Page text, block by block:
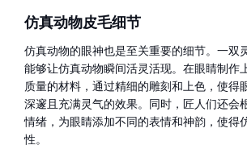
仿真动物皮毛细节
仿真动物的眼神也是至关重要的细节。一双
能够让仿真动物瞬间活灵活现。在眼睛制作
质量的材料，通过精细的雕刻和上色，使得
深邃且充满灵气的效果。同时，匠人们还会
情绪，为眼睛添加不同的表情和神韵，使得
性。